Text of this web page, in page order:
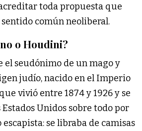
toda propuesta que
común neoliberal.
o Houdini?
seudónimo de un mago y
judío, nacido en el Imperio
vivió entre 1874 y 1926 y se
Unidos sobre todo por
se libraba de camisas